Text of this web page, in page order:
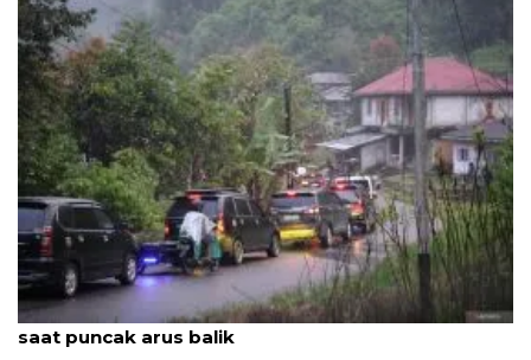
BMKG: Waspada potensi hujan lebat di Sumbar
saat puncak arus balik